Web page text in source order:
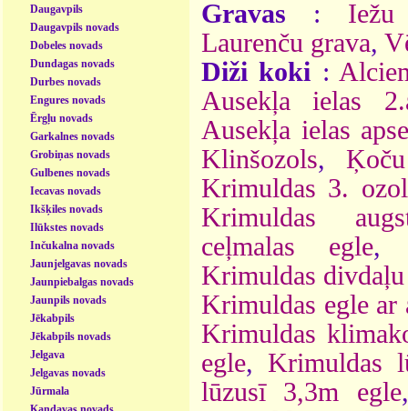
Daugavpils
Daugavpils novads
Dobeles novads
Dundagas novads
Durbes novads
Engures novads
Ērgļu novads
Garkalnes novads
Grobiņas novads
Gulbenes novads
Iecavas novads
Ikšķiles novads
Ilūkstes novads
Inčukalna novads
Jaunjelgavas novads
Jaunpiebalgas novads
Jaunpils novads
Jēkabpils
Jēkabpils novads
Jelgava
Jelgavas novads
Jūrmala
Gravas :
Laurenču grava,
Diži koki :
Ausekļa ielas
Ausekļa ielas
Klinšozols,
Krimuldas 3.
Krimuldas
ceļmalas egle
Krimuldas divdaļu
Krimuldas egle ar
Krimuldas
egle, Krimuldas
lūzusī 3,3m egle